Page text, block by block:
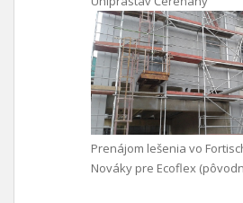
Prenájom lešenia vo
Nováky pre Ecoflex